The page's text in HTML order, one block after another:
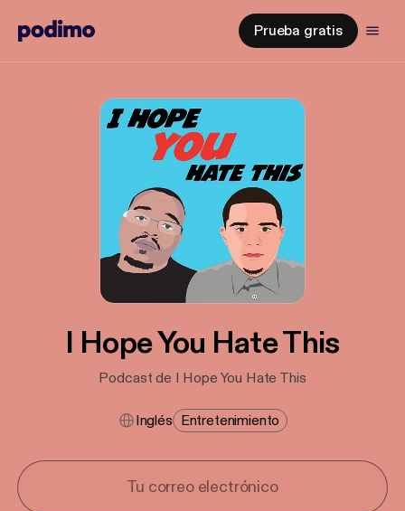
Prueba gratis
I Hope You Hate This
Podcast de I Hope You Hate This
Inglés Entretenimiento